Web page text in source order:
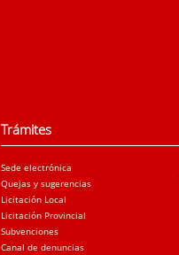
Trámites
Sede electrónica
Quejas y sugerencias
Licitación Local
Licitación Provincial
Subvenciones
Canal de denuncias